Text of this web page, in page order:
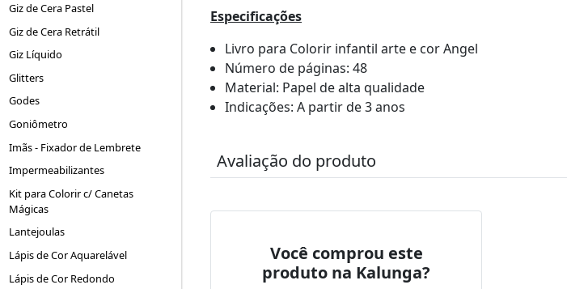
Giz de Cera Pastel
Giz de Cera Retrátil
Giz Líquido
Glitters
Godes
Goniômetro
Imãs - Fixador de Lembrete
Impermeabilizantes
Kit para Colorir c/ Canetas
Mágicas
Lantejoulas
Lápis de Cor Aquarelável
Lápis de Cor Redondo
Especificações
Livro para Colorir infantil arte e cor Angel
Número de páginas: 48
Material: Papel de alta qualidade
Indicações: A partir de 3 anos
Avaliação do produto
Você comprou este
produto na Kalunga?